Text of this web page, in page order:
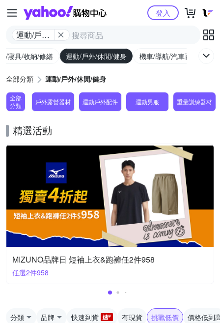
Yahoo購物中心
運動/戶外/
登入
/寢具/收納/修繕 運動/戶外/休閒/健身 機車/導航/汽車百貨
全部分類 運動/戶外/休閒/健身
全部
分類
戶外露營器材 運動戶外配件 運動男服 重量訓練器材
精選活動
MIZUNO品牌日 短袖上衣&跑褲任2件958
任選2件958
分類 品牌 快速到貨 有現貨 挑戰低價 價格低到